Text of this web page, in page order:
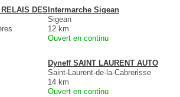
DES Intermarche Sigean
Sigean
12 km
Ouvert en continu
Dyneff SAINT LAURENT AUTO
Saint-Laurent-de-la-Cabrerisse
14 km
Ouvert en continu